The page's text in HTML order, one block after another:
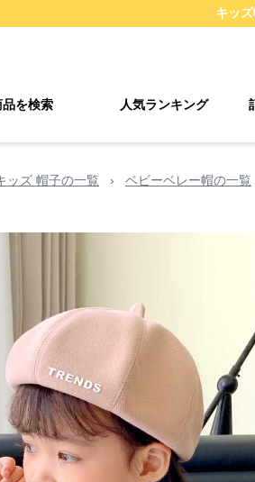
キッ
品を検索 人気ランキング
ッズ 帽子の一覧 › ベビーベレー帽の一覧